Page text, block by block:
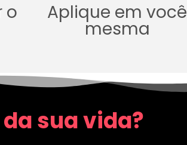
o Aplique em você
mesma
sua vida?